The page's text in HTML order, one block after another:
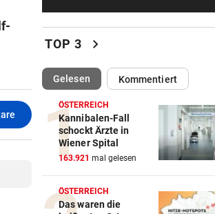
Bergsteiger stürzte 20
Gletscherspalte ab
Wem gehört Österreichs
Zukunft?
FÖHRENWALD IN FLAMMEN
500 Helfer kämpfen bei
gegen Inferno
Nächster Brasilien-Star
TOP 3 chevron_right
Gelesen(ausgewählt)Kommentiert
ÖSTERREICH
Kannibalen-Fall
schockt Ärzte in
Wiener Spital
163.921 mal gelesen
ÖSTERREICH
Das waren die